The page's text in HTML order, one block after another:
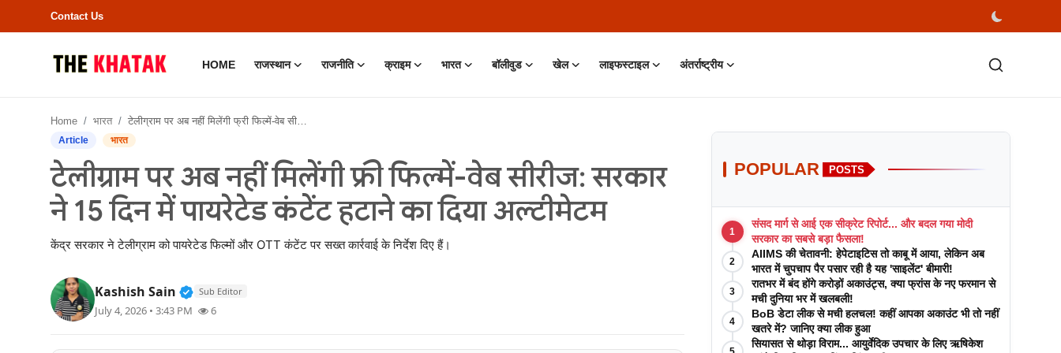
Contact Us
HOME राजस्थान राजनीति क्राइम भारत बॉलीवुड खेल लाइफस्टाइल अंतर्राष्ट्रीय
Contact Us
राजस्थान
राजनीति
Home भारत टेलीग्राम पर अब नहीं मिलेंगी फ्री फिल्में-वेब सीरीज: सरकार ने 15 दिन में पायरेटेड कंटेंट हटाने का दिया अल्टीमेटम
Article भारत
टेलीग्राम पर अब नहीं मिलेंगी फ्री फिल्में-वेब सीरीज: सरकार
ने 15 दिन में पायरेटेड कंटेंट हटाने का दिया अल्टीमेटम
केंद्र सरकार ने टेलीग्राम को पायरेटेड फिल्मों और OTT कंटेंट पर सख्त कार्रवाई के निर्देश दिए हैं।
Kashish Sain Verified Public Figure • 11 Jun, 2026
Sub Editor
July 4, 2026 • 3:43 PM 6
POPULAR POSTS
1
संसद मार्ग से आई एक सीक्रेट रिपोर्ट... और बदल गया मोदी
सरकार का सबसे बड़ा फैसला!
2
AIIMS की चेतावनी: हेपेटाइटिस तो काबू में आया, लेकिन अब
भारत में चुपचाप पैर पसार रही है यह 'साइलेंट' बीमारी!
3
रातभर में बंद होंगे करोड़ों अकाउंट्स, क्या फ्रांस के नए फरमान से
मची दुनिया भर में खलबली!
4
BoB डेटा लीक से मची हलचल! कहीं आपका अकाउंट भी तो नहीं
खतरे में? जानिए क्या लीक हुआ
सियासत से थोड़ा विराम... आयुर्वेदिक उपचार के लिए ऋषिकेश